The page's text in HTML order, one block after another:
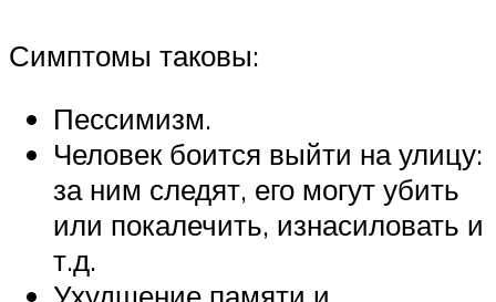
Симптомы таковы:
Пессимизм.
Человек боится выйти на улицу:
за ним следят, его могут убить
или покалечить, изнасиловать и
т.д.